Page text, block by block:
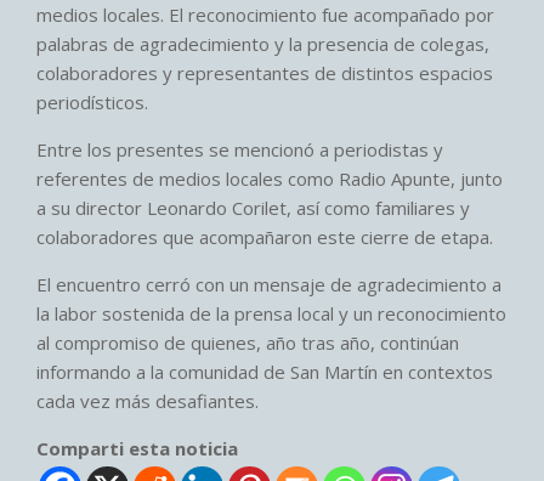
medios locales. El reconocimiento fue acompañado por
palabras de agradecimiento y la presencia de colegas,
colaboradores y representantes de distintos espacios
periodísticos.
Entre los presentes se mencionó a periodistas y
referentes de medios locales como Radio Apunte, junto
a su director Leonardo Corilet, así como familiares y
colaboradores que acompañaron este cierre de etapa.
El encuentro cerró con un mensaje de agradecimiento a
la labor sostenida de la prensa local y un reconocimiento
al compromiso de quienes, año tras año, continúan
informando a la comunidad de San Martín en contextos
cada vez más desafiantes.
Comparti esta noticia